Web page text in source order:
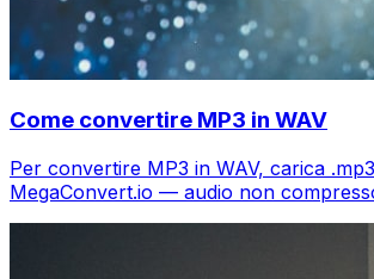
Come convertire MP3 in WAV
Per convertire MP3 in WAV, carica
MegaConvert.io — audio non